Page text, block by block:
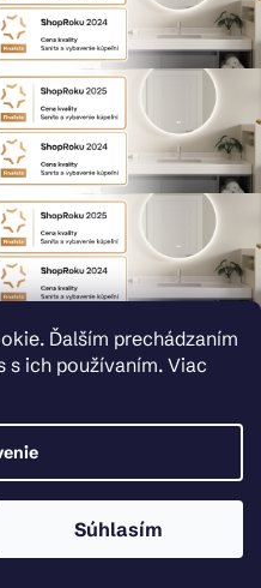
Ďalším prechádzaním
s ich používaním. Viac
Súhlasím
údajom
pre registrovaných
SA